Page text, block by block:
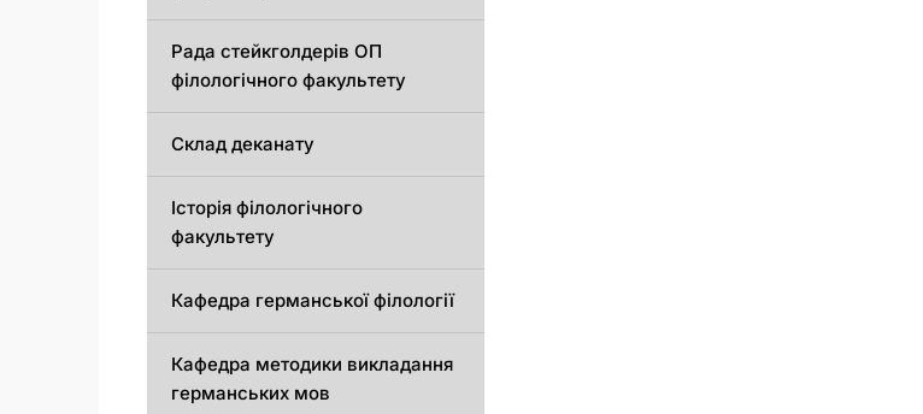
Рада стейкголдерів ОП
філологічного факультету
Склад деканату
Історія філологічного
факультету
Кафедрa германської філології
Кафедрa методики викладання
германських мов